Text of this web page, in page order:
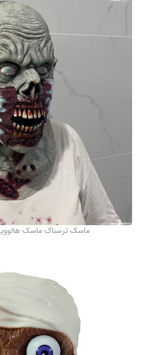
ماسک ترسناک ماسک